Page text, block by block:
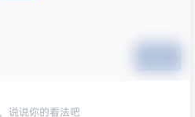
说说你的看法吧